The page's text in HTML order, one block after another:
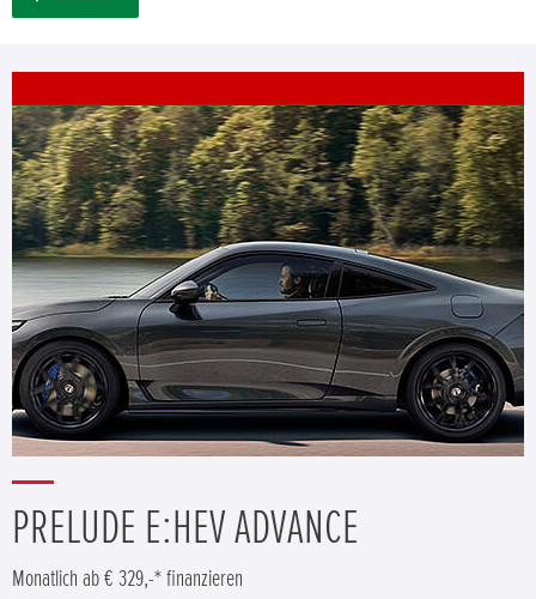
PRELUDE E:HEV ADVANCE
Monatlich ab € 329,-* finanzieren